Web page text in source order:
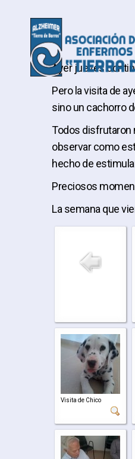
Ayer jueves
Pero la visita de
sino un cachorro
Todos disfrutaron
observar como
hecho de
Preciosos
La semana que
Visita de Chico